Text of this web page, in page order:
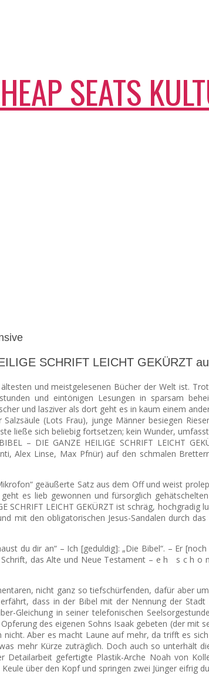
SCHRIFT LEICHT GEKÜRZT
und meistgelesenen Bücher der Welt ist.
und eintönigen Lesungen in sparsam
und lasziver als dort geht es in kaum einem
(Lots Frau), junge Männer besiegen
ließe sich beliebig fortsetzen; kein Wunder,
– DIE GANZE HEILIGE SCHRIFT LEICHT
Alex Linse, Max Pfnür) auf den schmalen
geäußerte Satz aus dem Off und weist
es lieb gewonnen und fürsorglich
SCHRIFT LEICHT GEKÜRZT ist schräg,
mit den obligatorischen Jesus-Sandalen durch
du dir an“ – Ich [geduldig]: „Die Bibel“. – Er
das Alte und Neue Testament – e h s c h o
nicht ganz so tiefschürfenden, dafür aber
dass in der Bibel mit der Nennung der
Gleichung in seiner telefonischen
des eigenen Sohns Isaak gebeten (der mit
Aber es macht Laune auf mehr, da trifft es
mehr Kürze zuträglich. Doch auch so unterhält
gefertigte Plastik-Arche Noah von
über den Kopf und springen zwei Jünger eifrig